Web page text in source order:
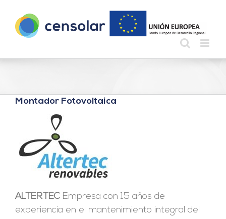
contenido
Montador Fotovoltaica
ALTERTECEmpresa con 15 años de
experiencia en el mantenimiento integral del